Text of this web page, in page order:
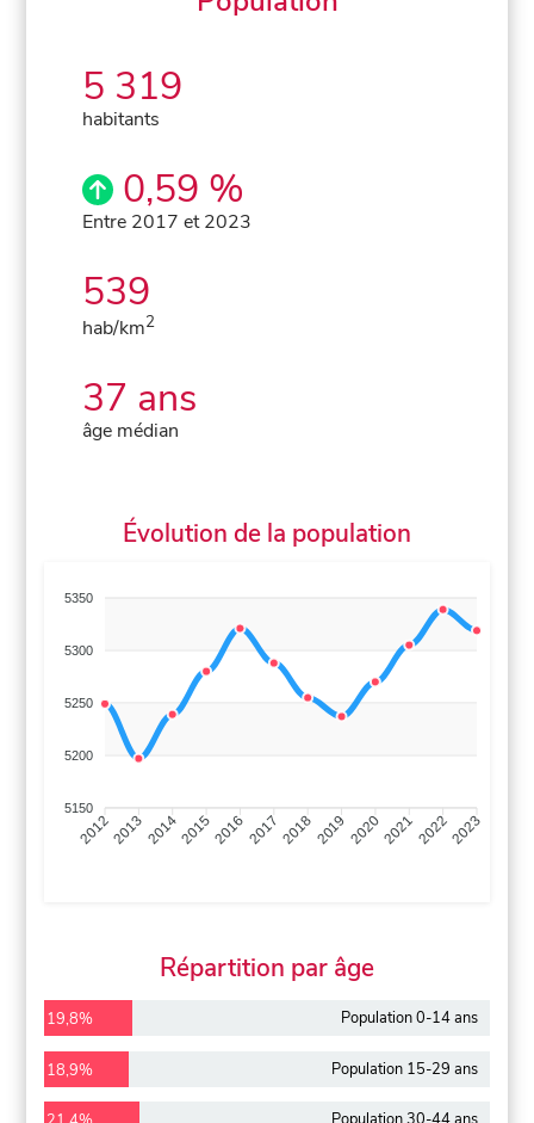
5 319
habitants
0,59 %
Entre 2017 et 2023
539
hab/km2
37 ans
âge médian
Évolution de la population
5350
5300
5250
5200
5150
201220132014201520162017 20182019 2020202120222023
Répartition par âge
19,8% Population 0-14 ans
18,9% Population 15-29 ans